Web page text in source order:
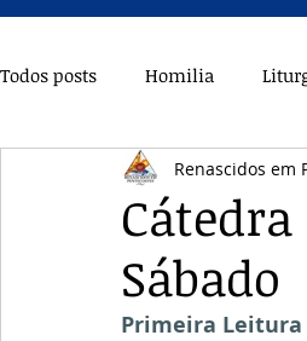
Todos posts Homilia
Pentecostes Galeria
Sábado
Renascidos em
Primeira Leitura